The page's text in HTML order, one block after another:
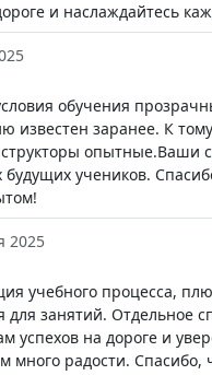
и наслаждайтесь
обучения
известен заранее. К
опытные.Ваши
учеников.
2025
учебного процесса,
занятий. Отдельное
успехов на дороге и
много радости. Спасибо,